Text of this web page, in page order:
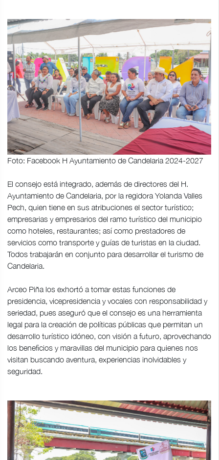
Foto: Facebook H Ayuntamiento de Candelaria 2024-2027
El consejo está integrado, además de directores del H.
Ayuntamiento de Candelaria, por la regidora Yolanda Valles
Pech, quien tiene en sus atribuciones el sector turístico;
empresarias y empresarios del ramo turístico del municipio
como hoteles, restaurantes; así como prestadores de
servicios como transporte y guías de turistas en la ciudad.
Todos trabajarán en conjunto para desarrollar el turismo de
Candelaria.
Arceo Piña los exhortó a tomar estas funciones de
presidencia, vicepresidencia y vocales con responsabilidad y
seriedad, pues aseguró que el consejo es una herramienta
legal para la creación de políticas públicas que permitan un
desarrollo turístico idóneo, con visión a futuro, aprovechando
los beneficios y maravillas del municipio para quienes nos
visitan buscando aventura, experiencias inolvidables y
seguridad.